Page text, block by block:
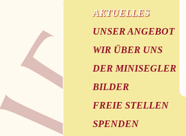
AKTUELLES
UNSER ANGEBOT
WIR ÜBER UNS
DER MINISEGLER
BILDER
FREIE STELLEN
SPENDEN